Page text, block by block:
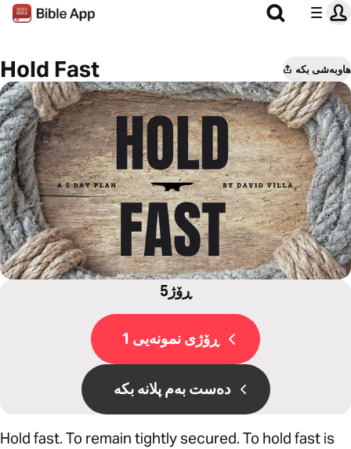
Hold Fast هاوبەشی بکە
5ڕۆژ
ڕۆژی نمونەیی 1
دەست بەم پلانە بکە
Hold fast. To remain tightly secured. To hold fast is